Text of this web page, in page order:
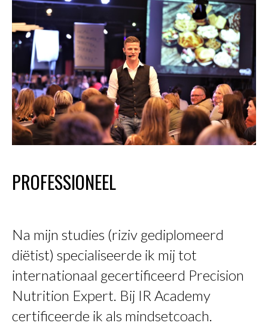
PROFESSIONEEL
Na mijn studies (riziv gediplomeerd
diëtist) specialiseerde ik mij tot
internationaal gecertificeerd Precision
Nutrition Expert. Bij IR Academy
certificeerde ik als mindsetcoach.